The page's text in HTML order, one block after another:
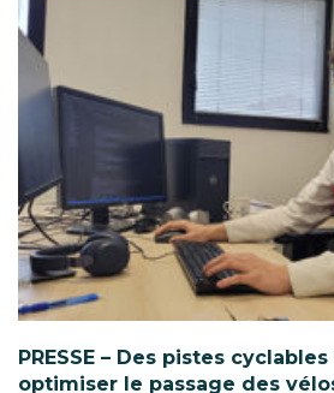
PRESSE – Des pistes
optimiser le passage des